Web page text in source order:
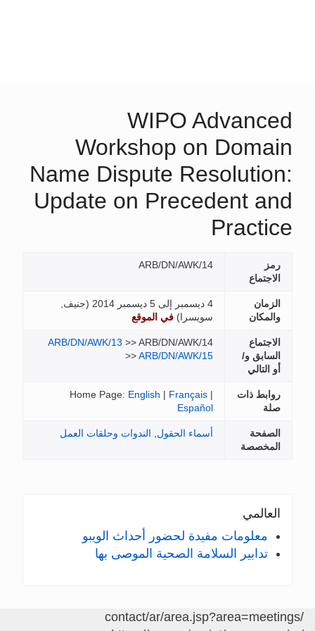
WIPO Advanced
Workshop on Domain
Name Dispute Resolution:
Update on Precedent and
Practice
رمز
الاجتماع
ARB/DN/AWK/14
الزمان
والمكان
4 ديسمبر إلى 5 ديسمبر 2014 (
جنيف,
سويسرا) في الموقع
الاجتماع
السابق و/
أو التالي
ARB/DN/AWK/13 >> ARB/DN/AWK/14
>>ARB/DN/AWK/15
روابط ذات
صلة
Home Page: English | Français |
Español
الصفحة
المخصصة
أسماء الحقول الندوات وحلقات العمل
العالمي
معلومات مفيدة لحضور أحداث الويبو
تدابير السلامة الصحية الموصى بها
/contact/ar/area.jsp?area=meetings